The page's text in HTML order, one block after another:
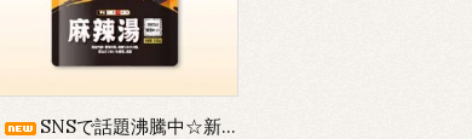
SNSで話題沸騰中☆新入荷☆／《海底撈》麻辣湯キット（約332g：具材と調味料が一緒に入ってます）／※常温または冷蔵発送【品質劣化のため冷凍不可】